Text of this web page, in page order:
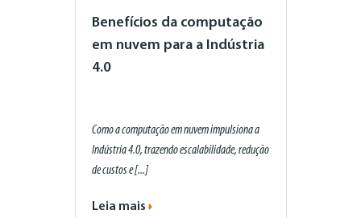
Benefícios da computação
em nuvem para a Indústria
4.0
Como a computação em nuvem impulsiona a
Indústria 4.0, trazendo escalabilidade, redução
de custos e [...]
Leia mais